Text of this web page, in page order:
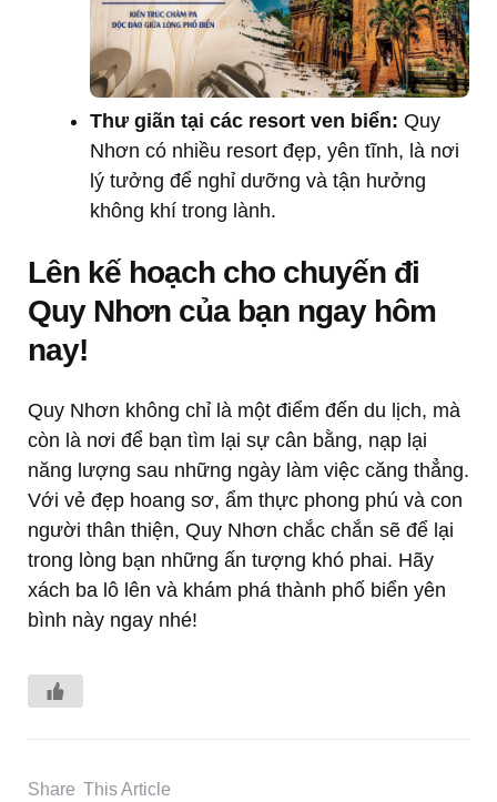
Thư giãn tại các resort ven biển: Quy
Nhơn có nhiều resort đẹp, yên tĩnh, là nơi
lý tưởng để nghỉ dưỡng và tận hưởng
không khí trong lành.
Lên kế hoạch cho chuyến đi
Quy Nhơn của bạn ngay hôm
nay!
Quy Nhơn không chỉ là một điểm đến du lịch, mà
còn là nơi để bạn tìm lại sự cân bằng, nạp lại
năng lượng sau những ngày làm việc căng thẳng.
Với vẻ đẹp hoang sơ, ẩm thực phong phú và con
người thân thiện, Quy Nhơn chắc chắn sẽ để lại
trong lòng bạn những ấn tượng khó phai. Hãy
xách ba lô lên và khám phá thành phố biển yên
bình này ngay nhé!
Share This Article